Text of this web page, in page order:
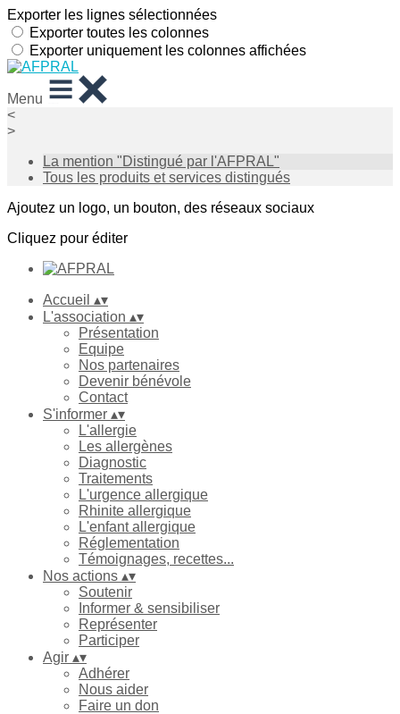
Exporter les lignes sélectionnées
Exporter toutes les colonnes
Exporter uniquement les colonnes affichées
Menu
<
>
La mention "Distingué par l'AFPRAL"
Tous les produits et services distingués
Ajoutez un logo, un bouton, des réseaux sociaux
Cliquez pour éditer
Accueil ▴▾
L'association ▴▾
Présentation
Equipe
Nos partenaires
Devenir bénévole
Contact
S'informer ▴▾
L'allergie
Les allergènes
Diagnostic
Traitements
L'urgence allergique
Rhinite allergique
L'enfant allergique
Réglementation
Témoignages, recettes...
Nos actions ▴▾
Soutenir
Informer & sensibiliser
Représenter
Participer
Agir ▴▾
Adhérer
Nous aider
Faire un don